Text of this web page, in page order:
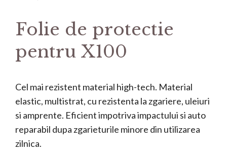
Folie de protectie
pentru X100
Cel mai rezistent material high-tech. Material
elastic, multistrat, cu rezistenta la zgariere, uleiuri
si amprente. Eficient impotriva impactului si auto
reparabil dupa zgarieturile minore din utilizarea
zilnica.